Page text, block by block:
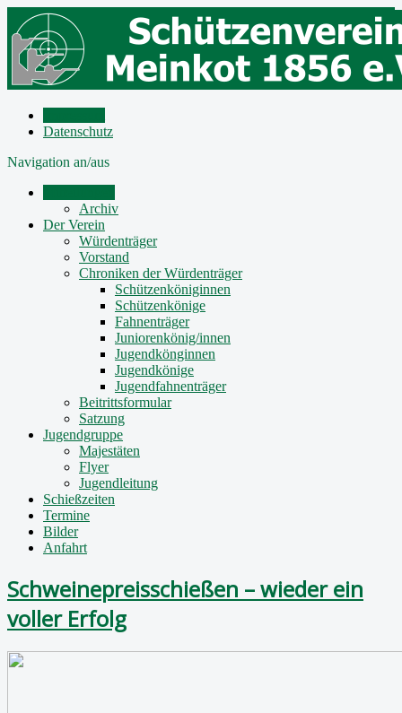
Datenschutz
Navigation an/aus
Archiv
Der Verein
Würdenträger
Vorstand
Chroniken der Würdenträger
Schützenköniginnen
Schützenkönige
Fahnenträger
Juniorenkönig/innen
Jugendkönginnen
Jugendkönige
Jugendfahnenträger
Beitrittsformular
Satzung
Jugendgruppe
Majestäten
Flyer
Jugendleitung
Schießzeiten
Termine
Bilder
Anfahrt
Schweinepreisschießen – wieder ein
voller Erfolg